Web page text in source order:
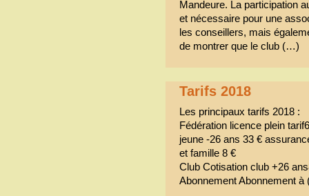
Mandeure. La participation
et nécessaire pour une
les conseillers, mais
de montrer que le club (…)
Tarifs 2018
Les principaux tarifs 2018 :
Fédération licence plein
jeune -26 ans 33 €
et famille 8 €
Club Cotisation club +26
Abonnement Abonnement